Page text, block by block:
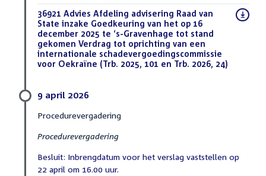
Download
bestand:
36921 Advies Afdeling advisering Raad van
State inzake Goedkeuring van het op 16
december 2025 te ‘s-Gravenhage tot stand
gekomen Verdrag tot oprichting van een
internationale schadevergoedingscommissie
voor Oekraïne (Trb. 2025, 101 en Trb. 2026, 24)
9 april 2026
Procedurevergadering
Procedurevergadering
Besluit: Inbrengdatum voor het verslag vaststellen op
22 april om 16.00 uur.